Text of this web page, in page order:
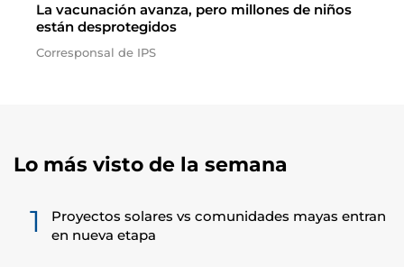
La vacunación avanza, pero millones de niños
están desprotegidos
Corresponsal de IPS
Lo más visto de la semana
1
Proyectos solares vs comunidades mayas entran
en nueva etapa